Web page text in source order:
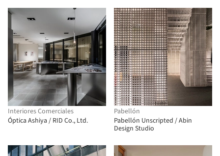
Interiores Comerciales
Óptica Ashiya / RID Co., Ltd.
Pabellón
Pabellón Unscripted / Abin
Design Studio